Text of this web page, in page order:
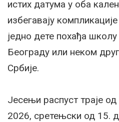
истих датума у оба
избегавају
једно дете похађа
Београду или неком
Србије.
Јесењи распуст траје
2026, сретењски од 15.